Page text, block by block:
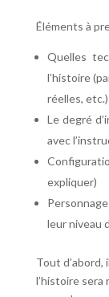
Éléments à
Quelles
l’histoire
réelles, etc.)
Le degré
avec
expliquer)
leur niveau
Tout
l’histoire sera